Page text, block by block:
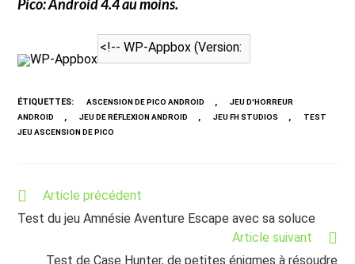
Pico: Android 4.4 au moins.
WP-Appbox
ÉTIQUETTES: ASCENSION DE PICO ANDROID ,
JEU D'HORREUR
ANDROID
, JEU DE RÉFLEXION ANDROID , JEU FH STUDIOS ,
TEST
JEU ASCENSION DE PICO
Read
articles
Article précédent
Test du jeu Amnésie Aventure Escape avec sa soluce
Article suivant
Test de Case Hunter, de petites énigmes à résoudre